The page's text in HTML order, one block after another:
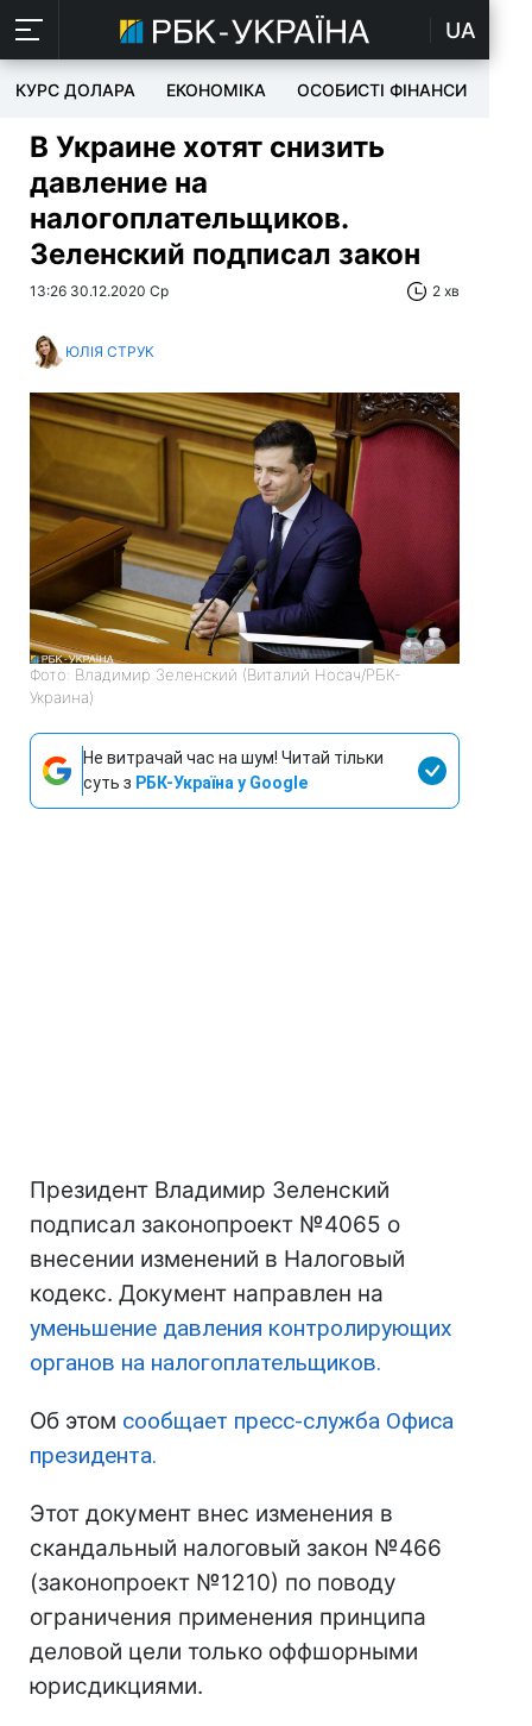
UA
КУРС ДОЛАРА ЕКОНОМІКА ОСОБИСТІ ФІНАНСИ
В Украине хотят снизить
давление на
налогоплательщиков.
Зеленский подписал закон
13:26 30.12.2020 Ср 2 хв
ЮЛІЯ СТРУК
Фото: Владимир Зеленский (Виталий Носач/РБК-
Украина)
Не витрачай час на шум! Читай тільки
суть з РБК-Україна у Google
Президент Владимир Зеленский
подписал законопроект №4065 о
внесении изменений в Налоговый
кодекс. Документ направлен на
уменьшение давления контролирующих
органов на налогоплательщиков.
Об этом сообщает пресс-служба Офиса
президента.
Этот документ внес изменения в
скандальный налоговый закон №466
(законопроект №1210) по поводу
ограничения применения принципа
деловой цели только оффшорными
юрисдикциями.